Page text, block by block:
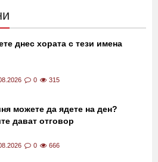
днес хората с тези имена
0 315
можете да ядете на ден?
дават отговор
0 666